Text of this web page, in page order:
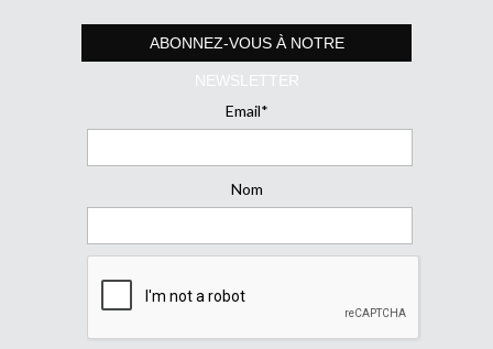
ABONNEZ-VOUS À NOTRE
NEWSLETTER
Email*
Nom